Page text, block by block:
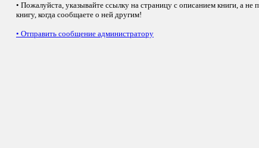
• Пожалуйста, указывайте ссылку на страницу с описанием книги, а не
книгу, когда сообщаете о ней другим!
• Отправить сообщение администратору